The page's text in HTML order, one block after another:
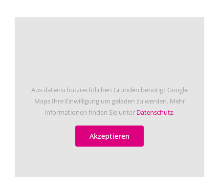
Aus datenschutzrechtlichen Gründen benötigt Google
Maps Ihre Einwilligung um geladen zu werden. Mehr
Informationen finden Sie unter Datenschutz.
Akzeptieren